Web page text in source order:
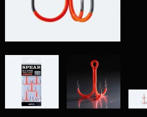
Boten en Belly / alle Benodigdheden
Tassen
Per leverancier
Decoratie
Download area
TIPS, Montages and film
Meerval.shop Pro staff